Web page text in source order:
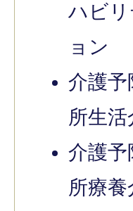
ハビ
ョン
介護予
所生活
介護予
所療養